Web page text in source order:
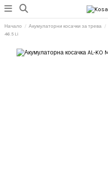
Начало Акумулаторни косачки за трева
46.5 Li